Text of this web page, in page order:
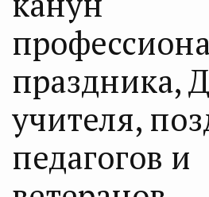
праздника,
учителя,
педагогов и